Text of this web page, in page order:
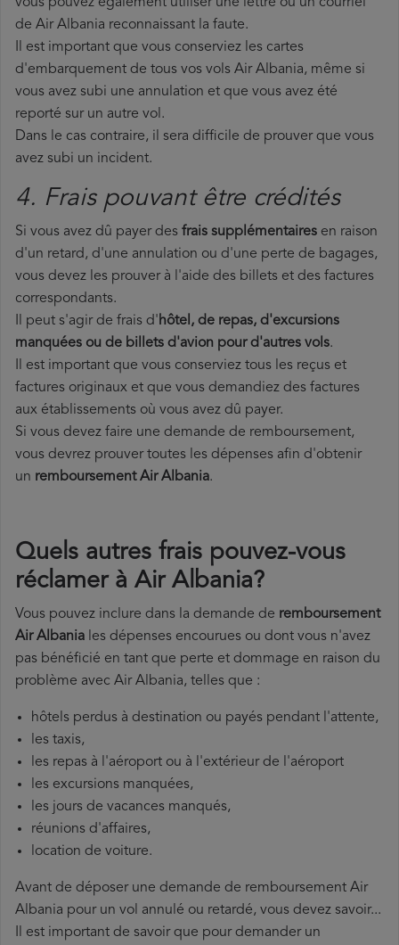
vous pouvez également utiliser une lettre ou un courriel
de Air Albania reconnaissant la faute.
Il est important que vous conserviez les cartes
d'embarquement de tous vos vols Air Albania, même si
vous avez subi une annulation et que vous avez été
reporté sur un autre vol.
Dans le cas contraire, il sera difficile de prouver que vous
avez subi un incident.
4. Frais pouvant être crédités
Si vous avez dû payer des frais supplémentaires en raison
d'un retard, d'une annulation ou d'une perte de bagages,
vous devez les prouver à l'aide des billets et des factures
correspondants.
Il peut s'agir de frais d'hôtel, de repas, d'excursions
manquées ou de billets d'avion pour d'autres vols.
Il est important que vous conserviez tous les reçus et
factures originaux et que vous demandiez des factures
aux établissements où vous avez dû payer.
Si vous devez faire une demande de remboursement,
vous devrez prouver toutes les dépenses afin d'obtenir
un remboursement Air Albania.
Quels autres frais pouvez-vous
réclamer à Air Albania?
Vous pouvez inclure dans la demande de remboursement
Air Albania les dépenses encourues ou dont vous n'avez
pas bénéficié en tant que perte et dommage en raison du
problème avec Air Albania, telles que :
hôtels perdus à destination ou payés pendant l'attente,
les taxis,
les repas à l'aéroport ou à l'extérieur de l'aéroport
les excursions manquées,
les jours de vacances manqués,
réunions d'affaires,
location de voiture.
Avant de déposer une demande de remboursement Air
Albania pour un vol annulé ou retardé, vous devez savoir...
Il est important de savoir que pour demander un